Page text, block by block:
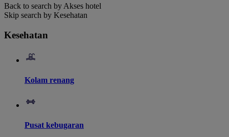
Back to search by Akses hotel
Skip search by Kesehatan
Kesehatan
Kolam renang
Pusat kebugaran